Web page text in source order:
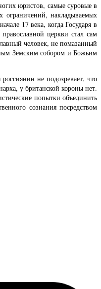
юристов, самые суровые в
накладываемых
17 века, когда Государя в
церкви стал сам
человек, не помазанный
Земским собором и Божьим
не подозревает, что
у британской короны нет.
попытки объединить
сознания посредством